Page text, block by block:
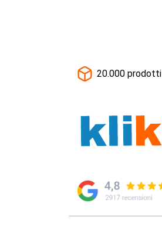
20.000 prodotti